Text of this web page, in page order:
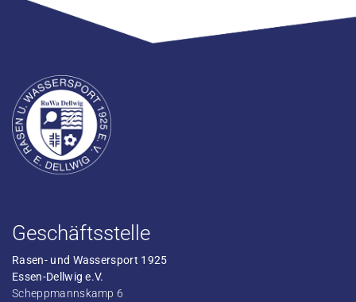
Geschäftsstelle
Rasen- und Wassersport 1925
Essen-Dellwig e.V.
Scheppmannskamp 6